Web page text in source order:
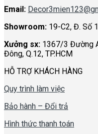
Email:
Showroom: 19-C2, Đ. Số
Xưởng sx: 1367/3 Đường
Đông, Q.12, TP.HCM
HỖ TRỢ KHÁCH HÀNG
Quy trình làm việc
Bảo hành – Đổi trả
Hình thức thanh toán